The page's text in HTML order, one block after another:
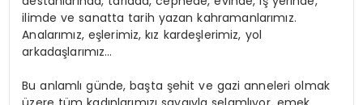
ilimde ve sanatta tarih yazan kahramanlarımız.
Analarımız, eşlerimiz, kız kardeşlerimiz, yol
arkadaşlarımız…
Bu anlamlı günde, başta şehit ve gazi anneleri olmak